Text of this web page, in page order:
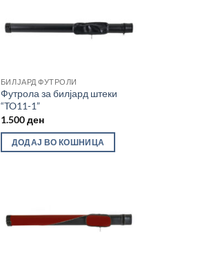
БИЛЈАРД ФУТРОЛИ
Футрола за билјард штеки
“TO11-1”
1.500ден
ДОДАЈ ВО КОШНИЦА